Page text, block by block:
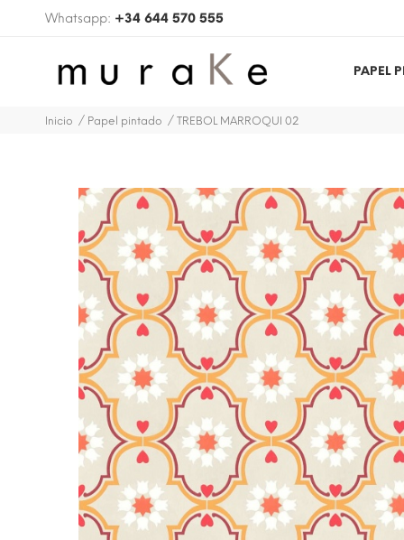
Whatsapp: +34 644 570 555
PAPEL
Inicio Papel pintado TREBOL MARROQUI 02